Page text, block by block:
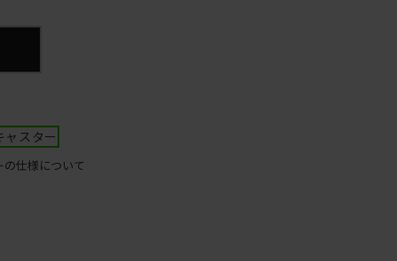
ャスター
の仕様について